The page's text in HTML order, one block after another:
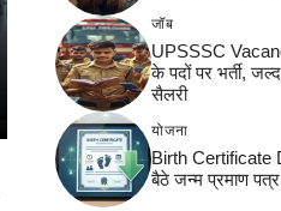
जॉब
UPSSSC
के पदों पर भर्ती,
सैलरी
योजना
Birth Certificate
बैठे जन्म प्रमाण